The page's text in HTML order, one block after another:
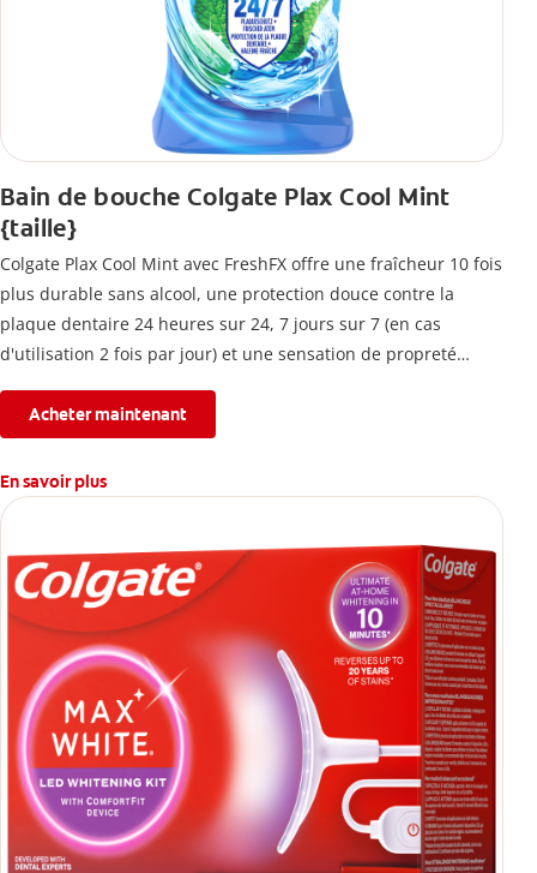
Bain de bouche Colgate Plax Cool Mint
{taille}
Colgate Plax Cool Mint avec FreshFX offre une fraîcheur 10 fois
plus durable sans alcool, une protection douce contre la
plaque dentaire 24 heures sur 24, 7 jours sur 7 (en cas
d'utilisation 2 fois par jour) et une sensation de propreté
Acheter maintenant
En savoir plus